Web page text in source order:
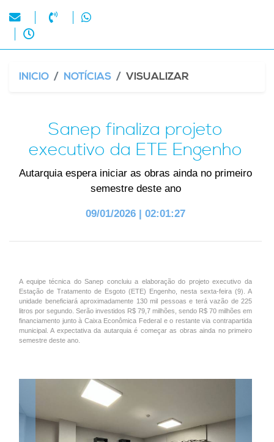
INICIO NOTÍCIAS VISUALIZAR
Sanep finaliza projeto
executivo da ETE Engenho
Autarquia espera iniciar as obras ainda no primeiro
semestre deste ano
09/01/2026 | 02:01:27
A equipe técnica do Sanep concluiu a elaboração do projeto executivo da
Estação de Tratamento de Esgoto (ETE) Engenho, nesta sexta-feira (9). A
unidade beneficiará aproximadamente 130 mil pessoas e terá vazão de 225
litros por segundo. Serão investidos R$ 79,7 milhões, sendo R$ 70 milhões em
financiamento junto à Caixa Econômica Federal e o restante via contrapartida
municipal. A expectativa da autarquia é começar as obras ainda no primeiro
semestre deste ano.